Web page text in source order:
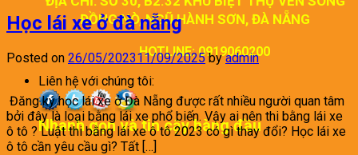
ĐỒNG NÒ, NGŨ HÀNH SƠN, ĐÀ NẴNG
HOTLINE: 0919060200
Liên hệ với chúng tôi:
Nhanh gọn và tin cậy hàng đầu
Học lái xe ở đà nẵng
Posted on 26/05/202311/09/2025byadmin
Đăng ký học lái xe ở Đà Nẵng được rất nhiều người quan tâm
bởi đây là loại bằng lái xe phổ biến. Vậy ai nên thi bằng lái xe
ô tô ? Luật thi bằng lái xe ô tô 2023 có gì thay đổi? Học lái xe
ô tô cần yêu cầu gì? Tất […]